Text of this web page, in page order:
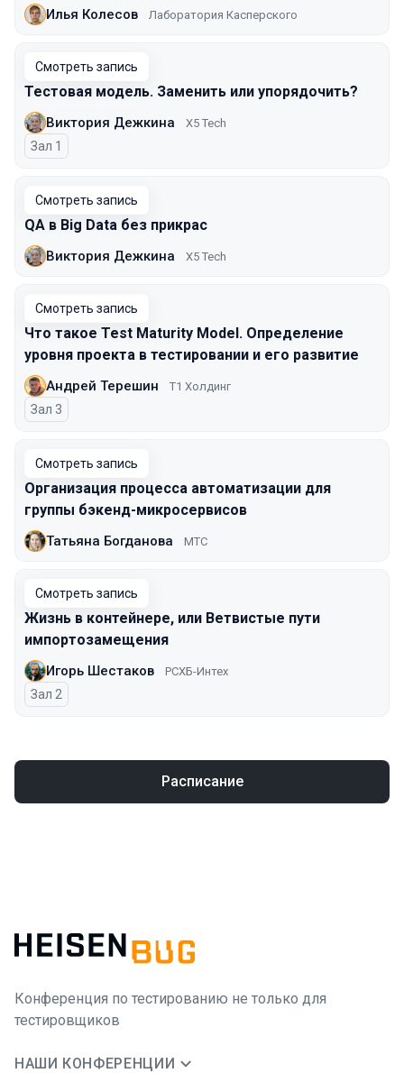
Илья Колесов Лаборатория Касперского
Смотреть запись
Тестовая модель. Заменить или упорядочить?
Виктория Дежкина X5 Tech
Зал 1
Смотреть запись
QA в Big Data без прикрас
Виктория Дежкина X5 Tech
Смотреть запись
Что такое Test Maturity Model. Определение
уровня проекта в тестировании и его развитие
Андрей Терешин Т1 Холдинг
Зал 3
Смотреть запись
Организация процесса автоматизации для
группы бэкенд-микросервисов
Татьяна Богданова МТС
Смотреть запись
Жизнь в контейнере, или Ветвистые пути
импортозамещения
Игорь Шестаков РСХБ-Интех
Зал 2
Расписание
Конференция по тестированию не только для
тестировщиков
НАШИ КОНФЕРЕНЦИИ